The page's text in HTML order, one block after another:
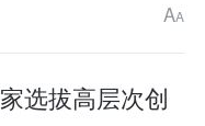
AA
选拔高层次创